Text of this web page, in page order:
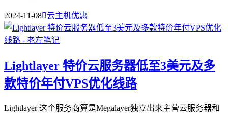
2024-11-08云主机优惠
Lightlayer 特价云服务器低至3美元及多
款特价年付VPS优化线路
Lightlayer 这个服务商算是Megalayer独立出来主营云服务器和